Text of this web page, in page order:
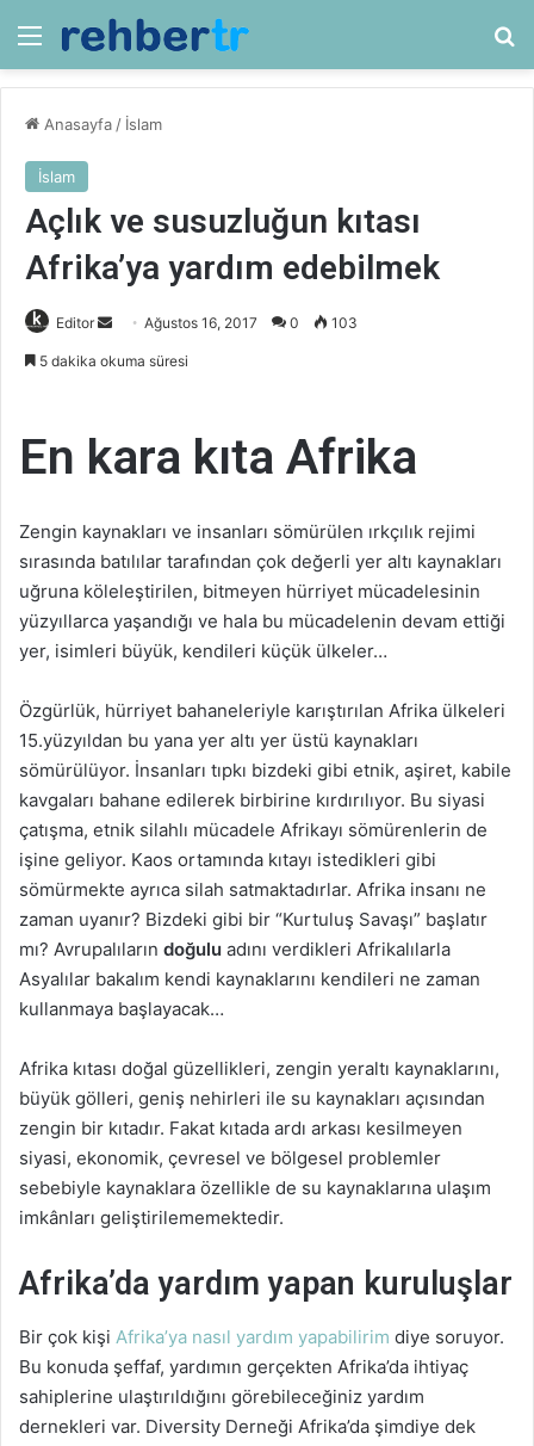
Menü
Anasayfa / İslam
İslam
Açlık ve susuzluğun kıtası
Afrika’ya yardım edebilmek
Editor
Bir
Ağustos 16, 2017 0 103
5 dakika okuma süresi
En kara kıta Afrika
Zengin kaynakları ve insanları sömürülen ırkçılık rejimi
sırasında batılılar tarafından çok değerli yer altı kaynakları
uğruna köleleştirilen, bitmeyen hürriyet mücadelesinin
yüzyıllarca yaşandığı ve hala bu mücadelenin devam ettiği
yer, isimleri büyük, kendileri küçük ülkeler…
Özgürlük, hürriyet bahaneleriyle karıştırılan Afrika ülkeleri
15.yüzyıldan bu yana yer altı yer üstü kaynakları
sömürülüyor. İnsanları tıpkı bizdeki gibi etnik, aşiret, kabile
kavgaları bahane edilerek birbirine kırdırılıyor. Bu siyasi
çatışma, etnik silahlı mücadele Afrikayı sömürenlerin de
işine geliyor. Kaos ortamında kıtayı istedikleri gibi
sömürmekte ayrıca silah satmaktadırlar. Afrika insanı ne
zaman uyanır? Bizdeki gibi bir “Kurtuluş Savaşı” başlatır
mı? Avrupalıların doğulu adını verdikleri Afrikalılarla
Asyalılar bakalım kendi kaynaklarını kendileri ne zaman
kullanmaya başlayacak…
Afrika kıtası doğal güzellikleri, zengin yeraltı kaynaklarını,
büyük gölleri, geniş nehirleri ile su kaynakları açısından
zengin bir kıtadır. Fakat kıtada ardı arkası kesilmeyen
siyasi, ekonomik, çevresel ve bölgesel problemler
sebebiyle kaynaklara özellikle de su kaynaklarına ulaşım
imkânları geliştirilememektedir.
Afrika’da yardım yapan kuruluşlar
Bir çok kişi Afrika’ya nasıl yardım yapabilirim diye soruyor.
Bu konuda şeffaf, yardımın gerçekten Afrika’da ihtiyaç
sahiplerine ulaştırıldığını görebileceğiniz yardım
dernekleri var. Diversity Derneği Afrika’da şimdiye dek